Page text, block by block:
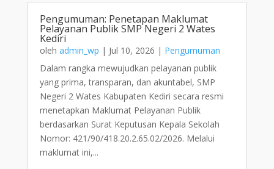
Pengumuman: Penetapan Maklumat
Pelayanan Publik SMP Negeri 2 Wates
Kediri
oleh admin_wp | Jul 10, 2026 | Pengumuman
Dalam rangka mewujudkan pelayanan publik
yang prima, transparan, dan akuntabel, SMP
Negeri 2 Wates Kabupaten Kediri secara resmi
menetapkan Maklumat Pelayanan Publik
berdasarkan Surat Keputusan Kepala Sekolah
Nomor: 421/90/418.20.2.65.02/2026. Melalui
maklumat ini,...